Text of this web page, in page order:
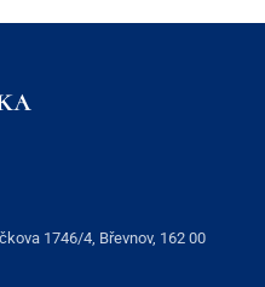
1746/4, Břevnov, 162 00